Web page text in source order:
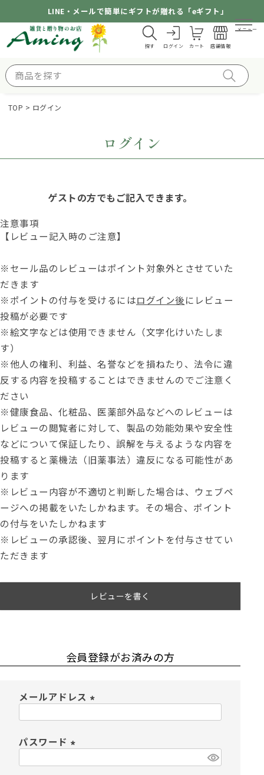
LINE・メールで簡単にギフトが贈れる「eギフト」
探す ログイン カート 店舗情報
メニュー
TOP ログイン
ログイン
ゲストの方でもご記入できます。
注意事項
【レビュー記入時のご注意】
※セール品のレビューはポイント対象外とさせていた
だきます
※ポイントの付与を受けるにはログイン後にレビュー
投稿が必要です
※絵文字などは使用できません（文字化けいたしま
す）
※他人の権利、利益、名誉などを損ねたり、法令に違
反する内容を投稿することはできませんのでご注意く
ださい
※健康食品、化粧品、医薬部外品などへのレビューは
レビューの閲覧者に対して、製品の効能効果や安全性
などについて保証したり、誤解を与えるような内容を
投稿すると薬機法（旧薬事法）違反になる可能性があ
ります
※レビュー内容が不適切と判断した場合は、ウェブペ
ージへの掲載をいたしかねます。その場合、ポイント
の付与をいたしかねます
※レビューの承認後、翌月にポイントを付与させてい
ただきます
レビューを書く
会員登録がお済みの方
メールアドレス
パスワード